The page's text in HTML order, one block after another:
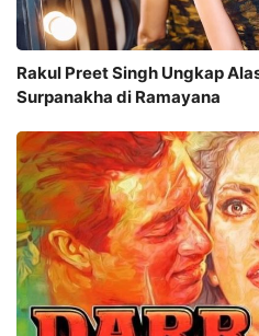
Rakul Preet Singh Ungkap
Surpanakha di Ramayana